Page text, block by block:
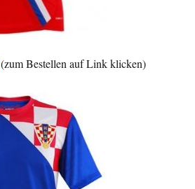
(zum Bestellen auf Link klicken)